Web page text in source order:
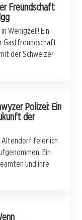
Freundschaft
Wenigzell! Ein
Gastfreundschaft
der Schweizer
Polizei: Ein
der
Altendorf feierlich
Ein
und ihre